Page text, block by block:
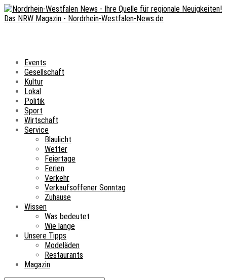
Events
Gesellschaft
Kultur
Lokal
Politik
Sport
Wirtschaft
Service
Blaulicht
Wetter
Feiertage
Ferien
Verkehr
Verkaufsoffener Sonntag
Zuhause
Wissen
Was bedeutet
Wie lange
Unsere Tipps
Modeläden
Restaurants
Magazin